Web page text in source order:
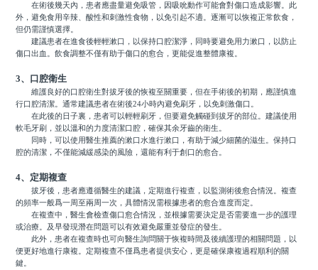
在術後幾天內，患者應盡量避免吸管，因吸吮動作可能會對傷口造成影響。此
外，避免食用辛辣、酸性和刺激性食物，以免引起不適。逐漸可以恢複正常飲食，
但仍需謹慎選擇。
建議患者在進食後輕輕漱口，以保持口腔潔淨，同時要避免用力漱口，以防止
傷口出血。飲食調整不僅有助于傷口的愈合，更能促進整體康複。
3、口腔衛生
維護良好的口腔衛生對拔牙後的恢複至關重要，但在手術後的初期，應謹慎進
行口腔清潔。通常建議患者在術後24小時內避免刷牙，以免刺激傷口。
在此後的日子裏，患者可以輕輕刷牙，但要避免觸碰到拔牙的部位。建議使用
軟毛牙刷，並以溫和的力度清潔口腔，確保其余牙齒的衛生。
同時，可以使用醫生推薦的漱口水進行漱口，有助于減少細菌的滋生。保持口
腔的清潔，不僅能減緩感染的風險，還能有利于創口的愈合。
4、定期複查
拔牙後，患者應遵循醫生的建議，定期進行複查，以監測術後愈合情況。複查
的頻率一般爲一周至兩周一次，具體情況需根據患者的愈合進度而定。
在複查中，醫生會檢查傷口愈合情況，並根據需要決定是否需要進一步的護理
或治療。及早發現潛在問題可以有效避免嚴重並發症的發生。
此外，患者在複查時也可向醫生詢問關于恢複時間及後續護理的相關問題，以
便更好地進行康複。定期複查不僅爲患者提供安心，更是確保康複過程順利的關
鍵。